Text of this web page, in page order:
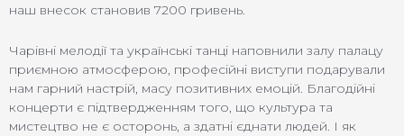
наш внесок становив 7200 гривень.
Чарівні мелодії та українські танці наповнили залу палацу
приємною атмосферою, професійні виступи подарували
нам гарний настрій, масу позитивних емоцій. Благодійні
концерти є підтвердженням того, що культура та
мистецтво не є осторонь, а здатні єднати людей. І як